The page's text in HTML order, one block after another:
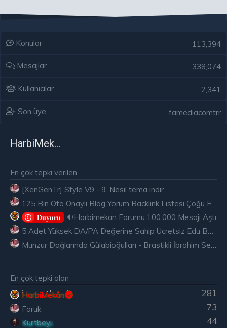
Konular 113,394
Mesajlar 338,074
Kullanıcılar 2,341
Son üye famediacomtrr
HarbiMekân
En çok tepki verilen
[XenGenTr] Style V9 - 9. Nesil tema indir
𝐃𝐮𝐲𝐮𝐫𝐮
🔉Harbimekan Forumu 100.000 Mesajı Aştı
5 Adet Yüksek DA/PA Değerine Sahip Ücretsiz Edu Backlink
En çok tepki alan
281
HarbiMekân
73
Faruk
44
Kurtbeyi